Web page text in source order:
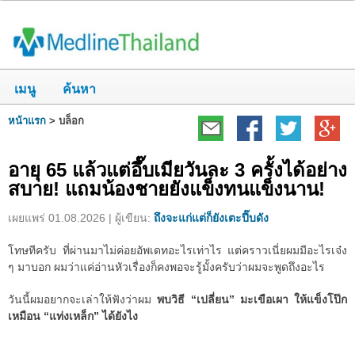
เมนู ค้นหา
หน้าแรก > บล็อก
อายุ 65 แล้วแต่อึ๊บเมียวันละ 3 ครั้งได้อย่าง
สบาย! แถมน้องชายยังแข็งทนแข็งนาน!
เผยแพร่ 01.08.2026 | ผู้เขียน: ถึงจะแก่แต่ก็ยังเตะปี๊บดัง
โทษทีครับ ที่ผ่านมาไม่ค่อยอัพเดทอะไรเท่าไร แต่คราวเนี่ยผมมีอะไรเจ๋ง
ๆ มาบอก ผมว่าแค่อ่านหัวเรื่องก็คงพอจะรู้มั้งครับว่าผมจะพูดถึงอะไร
วันนี้ผมอยากจะเล่าให้ฟังว่าผมพบวิธี “เปลี่ยน” มะเขือเผา ให้แข็งโป๊ก
เหมือน “แท่งเหล็ก” ได้ยังไง